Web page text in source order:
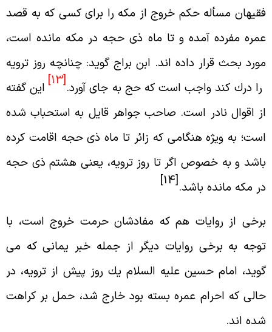
مسأله حكم خروج از مكه را براى كسى كه به قصد
مفرده آمده و تا ماه ذى حجه در مكه مانده است،
بحث قرار داده اند. ابن براج گويد: چنانچه روز ترويه
درك كند واجب است كه حج به جاى آورد.
اين گفته
اقوال نادر است. صاحب جواهر قايل به استحباب شده
به ويژه هنگامى كه زائر تا ماه ذى حجه اقامت كرده
و به خصوص اگر تا روز ترويه، يعنى هشتم ذى حجه
مكه مانده باشد.[14]
از روايات هم كه مفادشان حرمت خروج است، با
به برخى روايات ديگر از جمله خبر يمانى كه مى
امام حسين عليه السلام يك روز پيش از ترويه، در
كه احرام عمره بسته بود خارج شد، حمل بر كراهت
اند.